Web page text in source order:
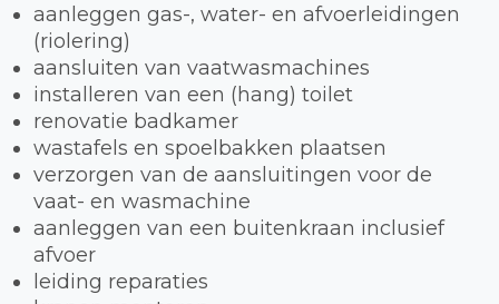
aanleggen gas-, water- en afvoerleidingen
(riolering)
aansluiten van vaatwasmachines
installeren van een (hang) toilet
renovatie badkamer
wastafels en spoelbakken plaatsen
verzorgen van de aansluitingen voor de
vaat- en wasmachine
aanleggen van een buitenkraan inclusief
afvoer
leiding reparaties